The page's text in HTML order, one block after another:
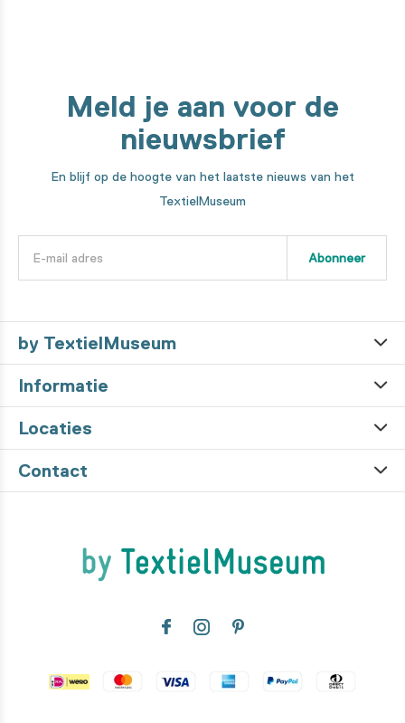
Meld je aan voor de
nieuwsbrief
En blijf op de hoogte van het laatste nieuws van het
TextielMuseum
Abonneer
by TextielMuseum
Informatie
Locaties
Contact